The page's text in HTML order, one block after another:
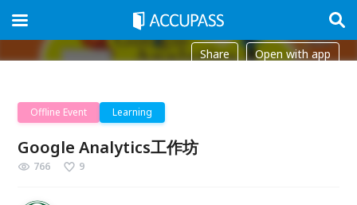
Share Open with app
Offline Event Learning
Google Analytics工作坊
766 9